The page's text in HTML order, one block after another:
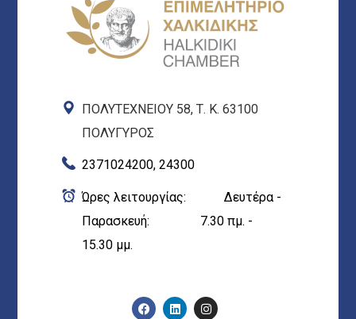
ΠΟΛΥΤΕΧΝΕΙΟΥ 58, Τ. Κ. 63100
ΠΟΛΥΓΥΡΟΣ
2371024200, 24300
Ώρες λειτουργίας: Δευτέρα -
Παρασκευή: 7.30 πμ. -
15.30 μμ.